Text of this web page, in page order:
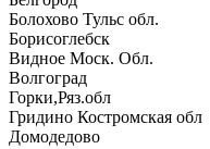
Болохово Тульс обл.
Борисоглебск
Видное Моск. Обл.
Волгоград
Горки,Ряз.обл
Гридино Костромская обл
Домодедово